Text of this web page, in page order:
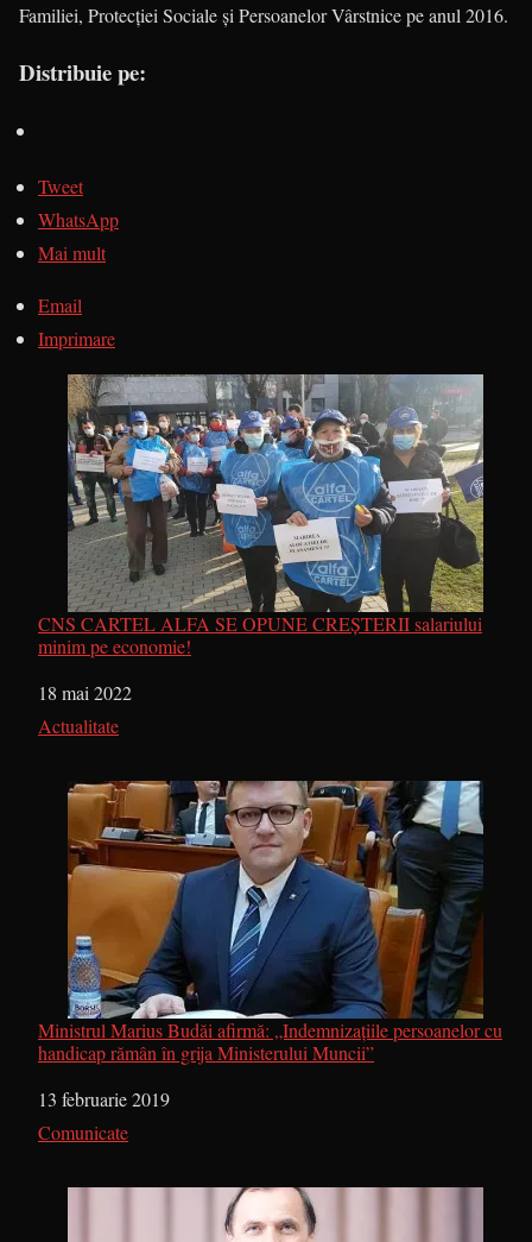
Familiei, Protecţiei Sociale şi Persoanelor Vârstnice pe anul 2016.
Distribuie pe:
Tweet
WhatsApp
Mai mult
Email
Imprimare
CNS CARTEL ALFA SE OPUNE CREȘTERII salariului
minim pe economie!
Dată
18 mai 2022
În legătură cu
Actualitate
Ministrul Marius Budăi afirmă: „Indemnizaţiile persoanelor cu
handicap rămân în grija Ministerului Muncii”
Dată
13 februarie 2019
În legătură cu
Comunicate